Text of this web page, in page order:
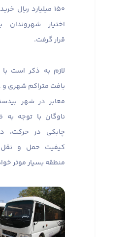
۱۵۰ میلیارد ریال
اختیار شهروندان
قرار گرفت.
لازم به ذکر است
بافت متراکم شهری
معابر در شهر
ناوگان با توجه به
چابکی در حرکت،
کیفیت حمل و
منطقه بسیار موثر